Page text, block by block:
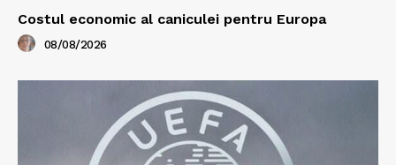
Costul economic al caniculei pentru Europa
08/08/2026